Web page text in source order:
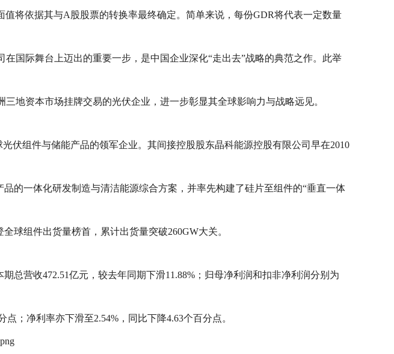
将依据其与A股股票的转换率最终确定。简单来说，每份GDR将代表一定数量
国际舞台上迈出的重要一步，是中国企业深化“走出去”战略的典范之作。此举
地资本市场挂牌交易的光伏企业，进一步彰显其全球影响力与战略远见。
伏组件与储能产品的领军企业。其间接控股股东晶科能源控股有限公司早在2010
的一体化研发制造与清洁能源综合方案，并率先构建了硅片至组件的“垂直一体
球组件出货量榜首，累计出货量突破260GW大关。
总营收472.51亿元，较去年同期下滑11.88%；归母净利润和扣非净利润分别为
；净利率亦下滑至2.54%，同比下降4.63个百分点。